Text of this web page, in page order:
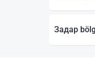
Задар